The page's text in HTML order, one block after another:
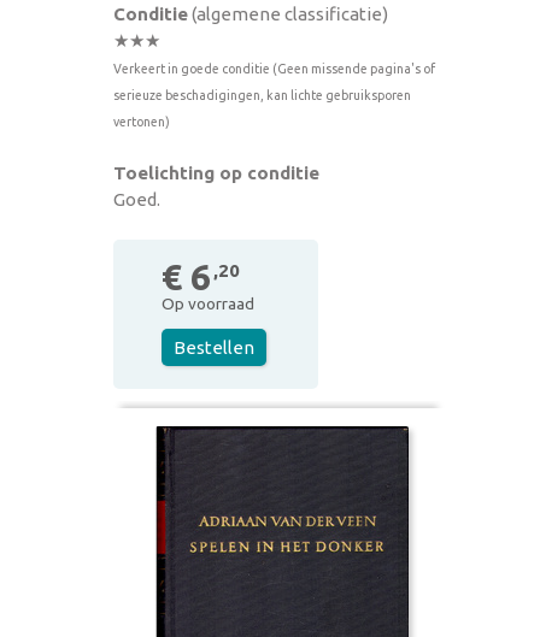
Conditie(algemene classificatie)
★★★
Verkeert in goede conditie (Geen missende pagina's of
serieuze beschadigingen, kan lichte gebruiksporen
vertonen)
Toelichting op conditie
Goed.
€ 6 ,20
Op voorraad
Bestellen